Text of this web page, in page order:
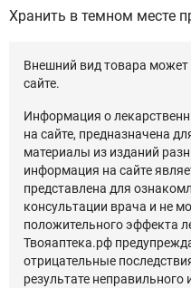
Хранить в темном месте
Внешний вид товара может
сайте.
Информация о
на сайте, предназначена
материалы из изданий
информация на сайте
представлена для
консультации врача и не
положительного эффекта
Твояаптека.рф
отрицательные
результате